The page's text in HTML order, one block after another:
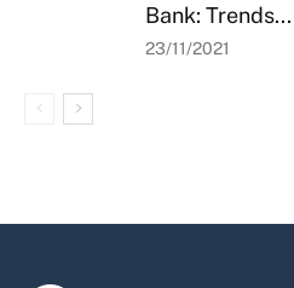
Bank: Trends...
23/11/2021